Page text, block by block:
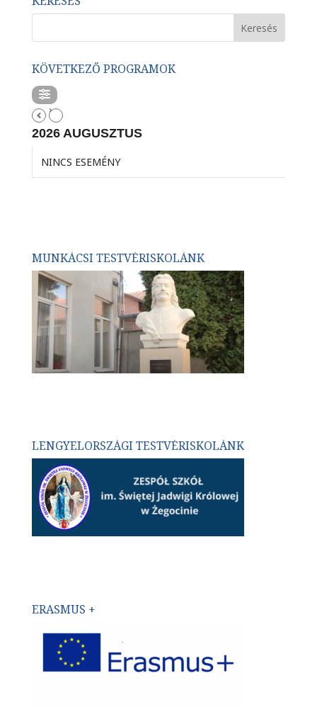
KÖVETKEZŐ PROGRAMOK
2026 AUGUSZTUS
NINCS ESEMÉNY
MUNKÁCSI TESTVÉRISKOLÁNK
LENGYELORSZÁGI TESTVÉRISKOLÁNK
ERASMUS +